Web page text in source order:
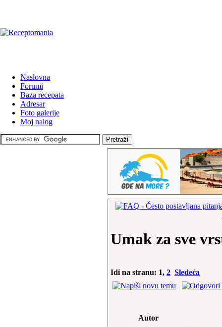
Naslovna
Forumi
Baza recepata
Adresar
Foto galerije
Moj nalog
Umak za sve
Idi na stranu: 1, 2 Sledeća
Autor